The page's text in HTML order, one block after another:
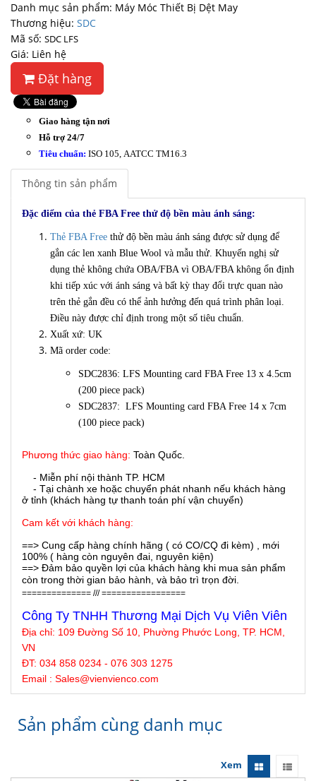
Danh mục sản phẩm: Máy Móc Thiết Bị Dệt May
Thương hiệu: SDC
Mã số: SDC LFS
Giá: Liên hệ
Đặt hàng
Giao hàng tận nơi
Hỗ trợ 24/7
Tiêu chuẩn: ISO 105, AATCC TM16.3
Thông tin sản phẩm
Đặc điểm của thẻ FBA Free thử độ bền màu ánh sáng:
Thẻ FBA Free thử độ bền màu ánh sáng được sử dụng để
gắn các len xanh Blue Wool và mẫu thử. Khuyến nghị sử
dụng thẻ không chứa OBA/FBA vì OBA/FBA không ổn định
khi tiếp xúc với ánh sáng và bất kỳ thay đổi trực quan nào
trên thẻ gắn đều có thể ảnh hưởng đến quá trình phân loại.
Điều này được chỉ định trong một số tiêu chuẩn.
Xuất xứ: UK
Mã order code:
SDC2836: LFS Mounting card FBA Free 13 x 4.5cm
(200 piece pack)
SDC2837: LFS Mounting card FBA Free 14 x 7cm
(100 piece pack)
Phương thức giao hàng: Toàn Quốc.
- Miễn phí nội thành TP. HCM
- Tại chành xe hoặc chuyển phát nhanh nếu khách hàng
ở tỉnh (khách hàng tự thanh toán phí vận chuyển)
Cam kết với khách hàng:
==> Cung cấp hàng chính hãng ( có CO/CQ đi kèm) , mới
100% ( hàng còn nguyên đai, nguyên kiện)
==> Đảm bảo quyền lợi của khách hàng khi mua sản phẩm
còn trong thời gian bảo hành, và bảo trì trọn đời.
============== /// =================
Công Ty TNHH Thương Mại Dịch Vụ Viên Viên
Địa chỉ: 109 Đường Số 10, Phường Phước Long, TP. HCM,
VN
ĐT: 034 858 0234 - 076 303 1275
Email : Sales@vienvienco .com
Sản phẩm cùng danh mục
Xem